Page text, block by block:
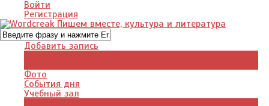
Войти
Регистрация
Добавить запись
Фото
События дня
Учебный зал